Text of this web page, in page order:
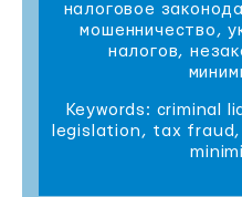
налоговое
мошенничество,
налогов,
Keywords: criminal
legislation, tax